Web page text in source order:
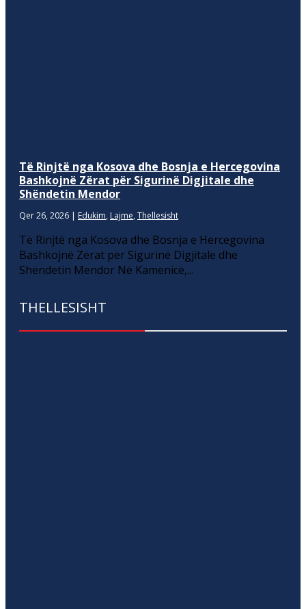
Të Rinjtë nga Kosova dhe Bosnja e Hercegovina
Bashkojnë Zërat për Sigurinë Digjitale dhe
Shëndetin Mendor
Qer 26, 2026 | Edukim, Lajme, Thellesisht
Të Rinjtë nga Kosova dhe Bosnja e Hercegovina
Bashkojnë Zërat për Sigurinë Digjitale dhe
Shëndetin Mendor Në Kamenicë,...
THELLESISHT